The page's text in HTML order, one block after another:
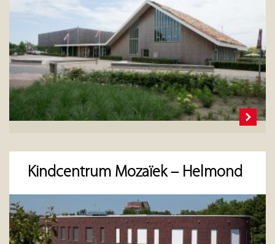
Kindcentrum Mozaïek – Helmond